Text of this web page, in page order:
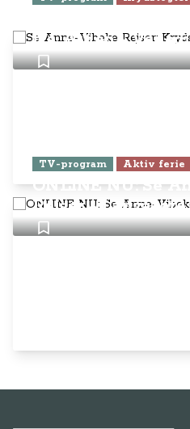
fra Athen -
TV-program Aktiv ferie
ONLINE NU: Se
Rejser - Lanzarote